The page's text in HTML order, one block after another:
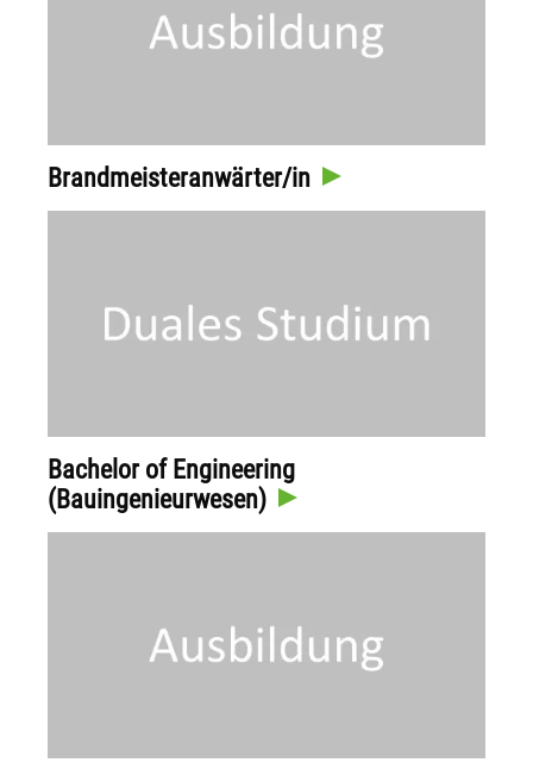
Brandmeisteranwärter/in
Bachelor of Engineering
(Bauingenieurwesen)